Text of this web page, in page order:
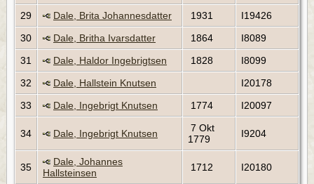
29 Dale, Brita Johannesdatter 1931
I19426
30
Dale, Britha Ivarsdatter 1864
I8089
31
Dale, Haldor Ingebrigtsen 1828
I8099
32
Dale, Hallstein Knutsen
I20178
33
Dale, Ingebrigt Knutsen 1774 I20097
34 Dale, Ingebrigt Knutsen
7 Okt
1779
I9204
35
Dale, Johannes
Hallsteinsen
1712 I20180